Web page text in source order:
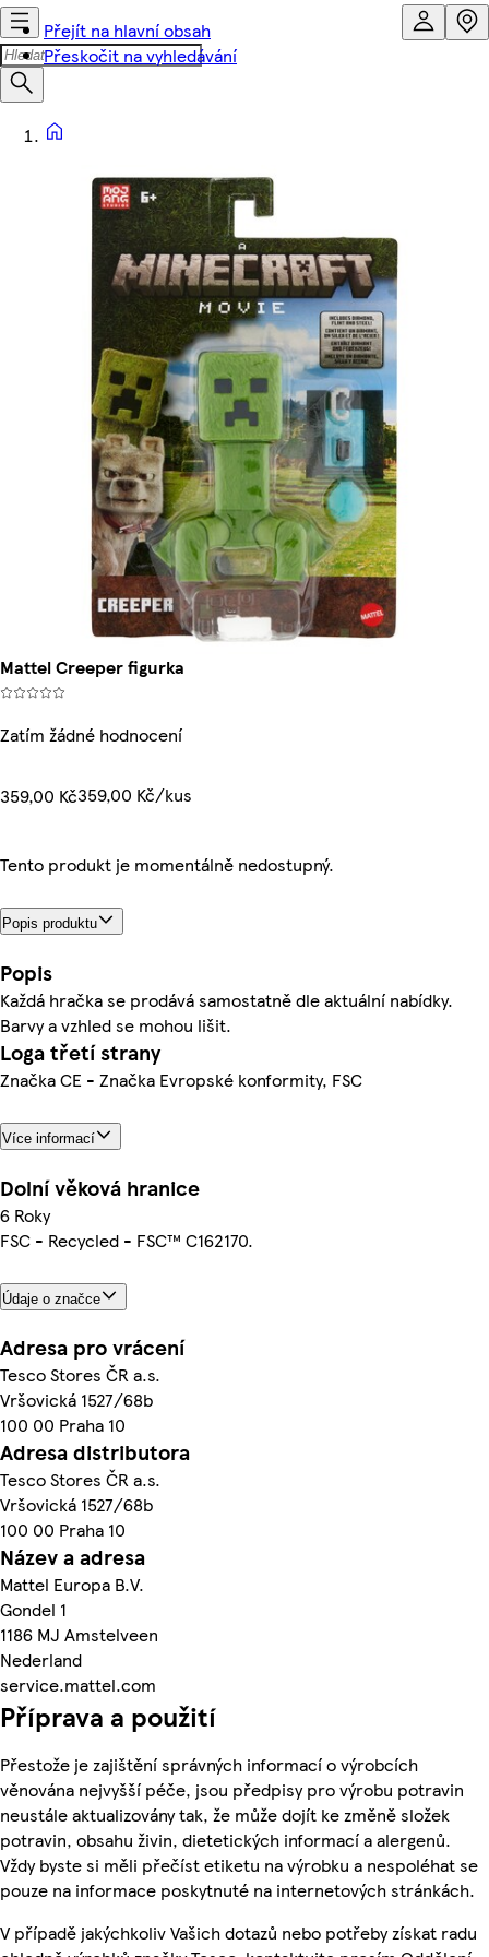
Přejít na hlavní obsah
Přeskočit na vyhledávání
Mattel Creeper figurka
Zatím žádné hodnocení
359,00 Kč359,00 Kč/kus
Tento produkt je momentálně nedostupný.
Popis produktu
Popis
Každá hračka se prodává samostatně dle aktuální nabídky.
Barvy a vzhled se mohou lišit.
Loga třetí strany
Značka CE - Značka Evropské konformity, FSC
Více informací
Dolní věková hranice
6 Roky
FSC - Recycled - FSC™ C162170.
Údaje o značce
Adresa pro vrácení
Tesco Stores ČR a.s.
Vršovická 1527/68b
100 00 Praha 10
Adresa distributora
Tesco Stores ČR a.s.
Vršovická 1527/68b
100 00 Praha 10
Název a adresa
Mattel Europa B.V.
Gondel 1
1186 MJ Amstelveen
Nederland
service.mattel.com
Příprava a použití
Přestože je zajištění správných informací o výrobcích
věnována nejvyšší péče, jsou předpisy pro výrobu potravin
neustále aktualizovány tak, že může dojít ke změně složek
potravin, obsahu živin, dietetických informací a alergenů.
Vždy byste si měli přečíst etiketu na výrobku a nespoléhat se
pouze na informace poskytnuté na internetových stránkách.
V případě jakýchkoliv Vašich dotazů nebo potřeby získat radu